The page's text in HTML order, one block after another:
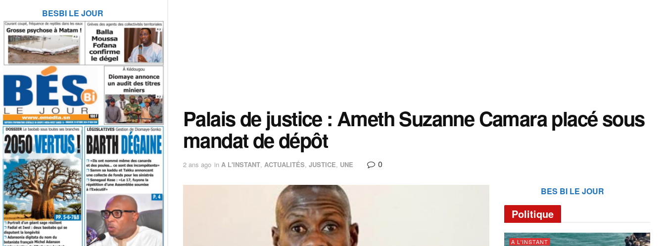
BESBI LE JOUR
Palais de justice : Ameth Suzanne Camara placé sous
mandat de dépôt
2 ans ago in A L'INSTANT, ACTUALITÉS, JUSTICE, UNE 0
BES BI LE JOUR
Politique
A L'INSTANT